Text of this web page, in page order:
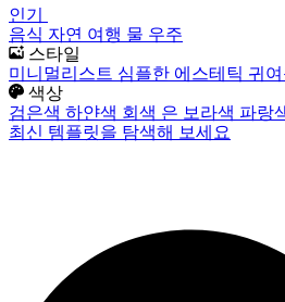
인기
음식 자연 여행 물 우주
스타일
미니멀리스트 심플한 에스테틱 귀
색상
검은색 하얀색 회색 은 보라색 파랑
최신 템플릿을 탐색해 보세요